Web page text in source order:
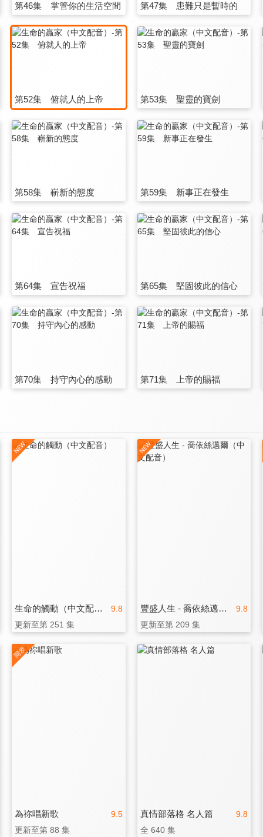
第46集 掌管你的生活空間 第47集 患難只是暫時的
第52集 俯就人的上帝 第53集 聖靈的寶劍
第58集 嶄新的態度 第59集 新事正在發生
第64集 宣告祝福 第65集 堅固彼此的信心
第70集 持守內心的感動 第71集 上帝的賜福
9.8
生命的觸動（中文配音）
更新至第 251 集
9.8
豐盛人生 - 喬依絲邁爾（中文配音）
更新至第 209 集
9.5
為祢唱新歌
更新至第 88 集
9.8
真情部落格 名人篇
全 640 集